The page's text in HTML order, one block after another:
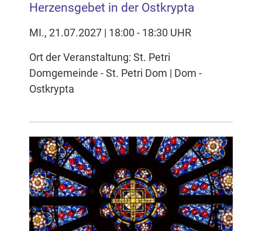
Herzensgebet in der Ostkrypta
MI., 21.07.2027 | 18:00 - 18:30 UHR
Ort der Veranstaltung: St. Petri
Domgemeinde - St. Petri Dom | Dom -
Ostkrypta